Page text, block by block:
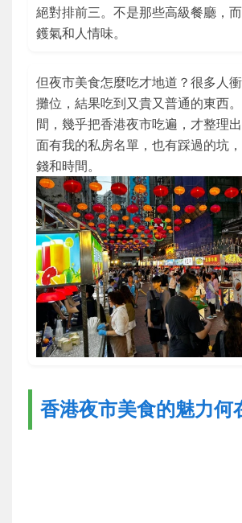
絕對排前三。不是那些高級餐廳，
鑊氣和人情味。
但夜市美食怎麼吃才地道？很多人
攤位，結果吃到又貴又普通的東西
間，幾乎把香港夜市吃遍，才整理
面有我的私房名單，也有踩過的坑
錢和時間。
香港夜市美食的魅力何